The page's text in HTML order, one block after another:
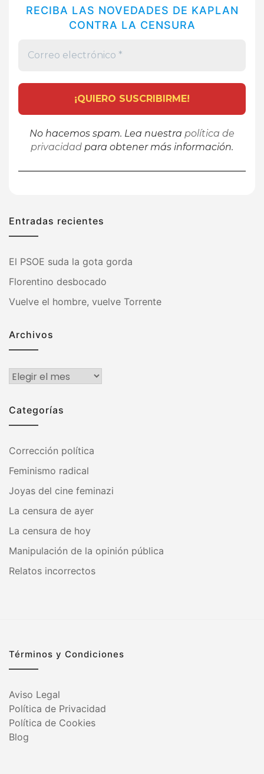
RECIBA LAS NOVEDADES DE KAPLAN
CONTRA LA CENSURA
No hacemos spam. Lea nuestra política de
privacidad para obtener más información.
Entradas recientes
El PSOE suda la gota gorda
Florentino desbocado
Vuelve el hombre, vuelve Torrente
Archivos
Archivos
Categorías
Corrección política
Feminismo radical
Joyas del cine feminazi
La censura de ayer
La censura de hoy
Manipulación de la opinión pública
Relatos incorrectos
Términos y Condiciones
Aviso Legal
Política de Privacidad
Política de Cookies
Blog